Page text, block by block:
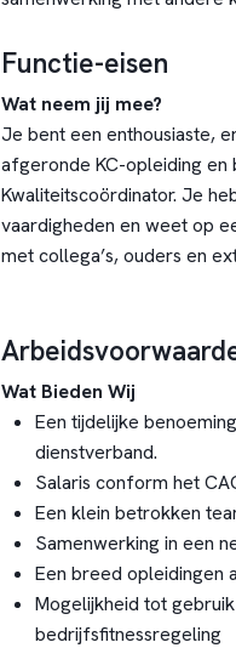
Functie-eisen
Wat neem jij mee?
Je bent een enthousiaste,
afgeronde KC-opleiding en
Kwaliteitscoördinator. Je
vaardigheden en weet op
met collega’s, ouders en
Wat Bieden Wij
Een tijdelijke
dienstverband.
Salaris conform het
Een klein betrokken
Samenwerking in een
Een breed opleidingen
Mogelijkheid tot
bedrijfsfitnessregeling